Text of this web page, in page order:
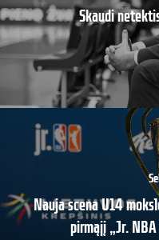
Skaudi
Nauja scena U14
pirmąjį „Jr.